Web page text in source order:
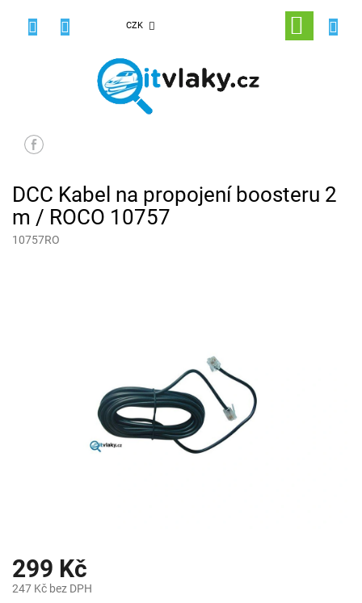
CZK
NÁKUPNÍ
KOŠÍK
DCC Kabel na propojení boosteru 2
m / ROCO 10757
10757RO
299 Kč
247 Kč bez DPH